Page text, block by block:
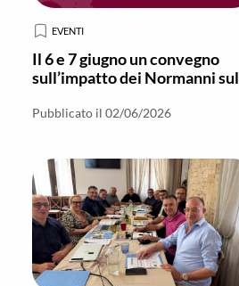
EVENTI
Il 6 e 7 giugno un convegno
sull’impatto dei Normanni sul
Pubblicato il 02/06/2026